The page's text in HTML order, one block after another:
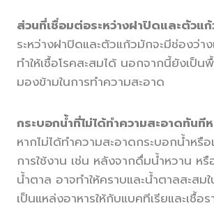
ส่วนที่เชื่อมต่อระหว่างฝาปิดและตัวแ
ระหว่างฝาปิดและตัวแก้วมักจะมีช่องว่า
ทำให้เชื้อโรคสะสมได้ นอกจากนี้ยังเป็
มองข้ามในการทำความสะอาด
กระบอกน้ำที่ไม่ได้ทำความสะอาดทันที
หากไม่ได้ทำความสะอาดกระบอกน้ำหรื
การใช้งาน เช่น หลังจากดื่มน้ำหวาน ห
น้ำตาล อาจทำให้คราบและน้ำตาลสะสม
เป็นแหล่งอาหารให้กับแบคทีเรียและเชื้อร